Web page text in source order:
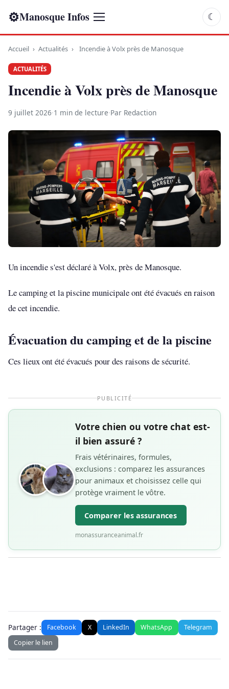
⚙Manosque Infos ☾
Accueil › Actualités › Incendie à Volx près de Manosque
ACTUALITÉS
Incendie à Volx près de Manosque
9 juillet 2026·1 min de lecture·Par Redaction
Un incendie s'est déclaré à Volx, près de Manosque.
Le camping et la piscine municipale ont été évacués en raison
de cet incendie.
Évacuation du camping et de la piscine
Ces lieux ont été évacués pour des raisons de sécurité.
PUBLICITÉ
Votre chien ou votre chat est-
il bien assuré ?
Frais vétérinaires, formules,
exclusions : comparez les assurances
pour animaux et choisissez celle qui
protège vraiment le vôtre.
Comparer les assurances
monassuranceanimal.fr
Partager : Facebook X LinkedIn WhatsApp
Telegram
Copier le lien